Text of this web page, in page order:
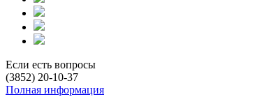
Если есть вопросы
(3852) 20-10-37
Полная информация